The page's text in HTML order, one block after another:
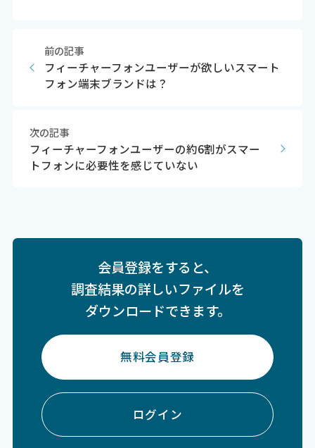
前の記事
フィーチャーフォンユーザーが欲しいスマート
フォン端末ブランドは？
次の記事
フィーチャーフォンユーザーの約6割がスマー
トフォンに必要性を感じていない
会員登録をすると、
調査結果の詳しいファイルを
ダウンロードできます。
無料会員登録
ログイン